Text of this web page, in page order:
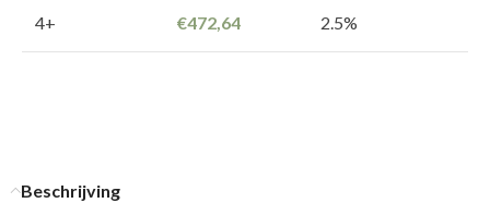
4+ €472,64 2.5%
Beschrijving